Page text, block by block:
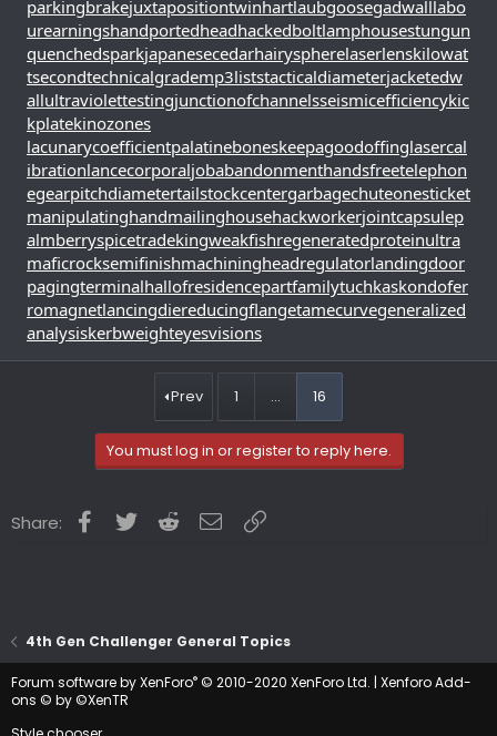
parkingbrakejuxtapositiontwinhartlaubgoosegadwalllabo
urearningshandportedheadhackedboltlamphousestungun
quenchedsparkjapanesecedarhairyspherelaserlenskilowat
tsecondtechnicalgrademp3liststacticaldiameterjacketedw
allultraviolettestingjunctionofchannelsseismicefficiencykic
kplatekinozones
lacunarycoefficientpalatineboneskeepagoodoffinglasercal
ibrationlancecorporaljobabandonmenthandsfreetelephon
egearpitchdiametertailstockcentergarbagechuteonesticket
manipulatinghandmailinghousehackworkerjointcapsulep
almberryspicetradekingweakfishregeneratedproteinultra
maficrocksemifinishmachiningheadregulatorlandingdoor
pagingterminalhallofresidencepartfamilytuchkaskondofer
romagnetlancingdiereducingflangetamecurvegeneralized
analysiskerbweighteyesvisions
Prev 1 … 16
You must log in or register to reply here.
Share: Facebook
TwitterRedditEmailLink
4th Gen Challenger General Topics
Forum software by XenForo® © 2010-2020 XenForo Ltd. | Xenforo Add-
ons © by ©XenTR